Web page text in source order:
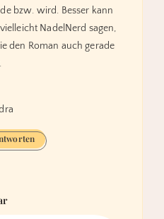
bzw. wird. Besser kann
NadelNerd sagen,
den Roman auch gerade